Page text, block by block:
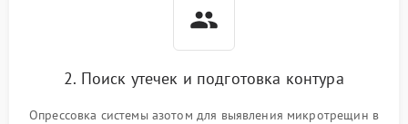
2. Поиск утечек и подготовка контура
Опрессовка системы азотом для выявления микротрещин в